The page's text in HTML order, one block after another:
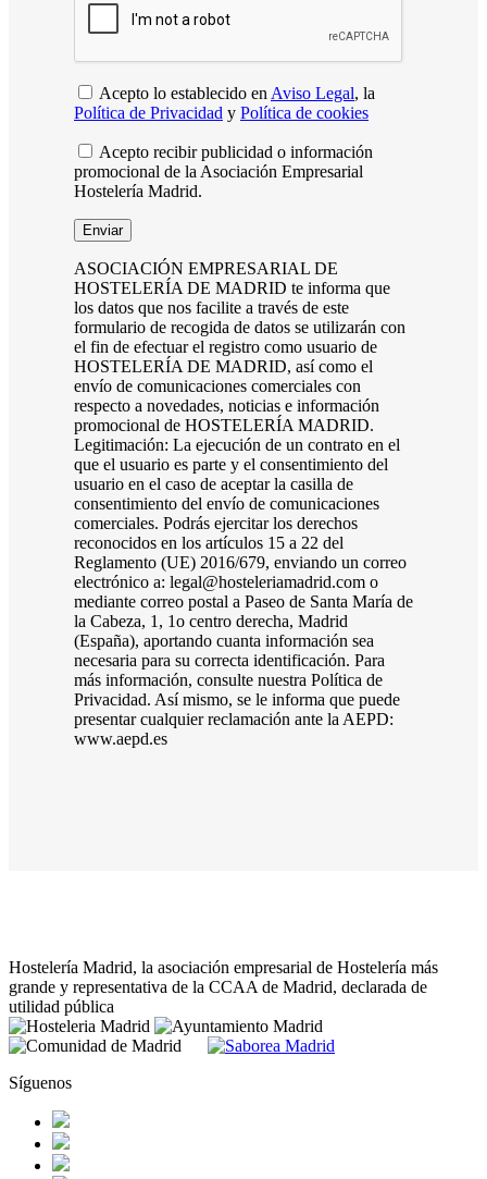
Acepto lo establecido enAviso Legal, la
Política de Privacidad y Política de cookies
Acepto recibir publicidad o información
promocional de la Asociación Empresarial
Hostelería Madrid.
ASOCIACIÓN EMPRESARIAL DE
HOSTELERÍA DE MADRID te informa que
los datos que nos facilite a través de este
formulario de recogida de datos se utilizarán con
el fin de efectuar el registro como usuario de
HOSTELERÍA DE MADRID, así como el
envío de comunicaciones comerciales con
respecto a novedades, noticias e información
promocional de HOSTELERÍA MADRID.
Legitimación: La ejecución de un contrato en el
que el usuario es parte y el consentimiento del
usuario en el caso de aceptar la casilla de
consentimiento del envío de comunicaciones
comerciales. Podrás ejercitar los derechos
reconocidos en los artículos 15 a 22 del
Reglamento (UE) 2016/679, enviando un correo
electrónico a: legal@hosteleriamadrid.com o
mediante correo postal a Paseo de Santa María de
la Cabeza, 1, 1o centro derecha, Madrid
(España), aportando cuanta información sea
necesaria para su correcta identificación. Para
más información, consulte nuestra Política de
Privacidad. Así mismo, se le informa que puede
presentar cualquier reclamación ante la AEPD:
www.aepd.es
Hostelería Madrid, la asociación empresarial de Hostelería más
grande y representativa de la CCAA de Madrid, declarada de
utilidad pública
Síguenos